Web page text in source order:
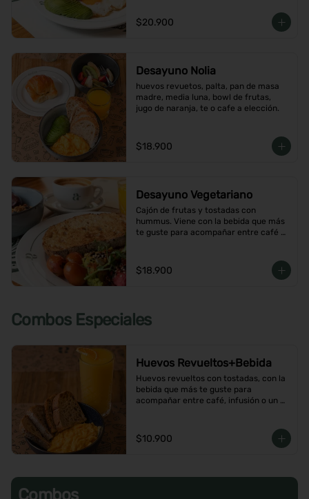
$20.900
Desayuno Nolia
huevos revuetos, palta, pan de masa
madre, media luna, bowl de frutas,
jugo de naranja, te o cafe a elección.
$18.900
Desayuno Vegetariano
Cajón de frutas y tostadas con
hummus. Viene con la bebida que más
te guste para acompañar entre café o
$18.900
Combos Especiales
Huevos Revueltos+Bebida
Huevos revueltos con tostadas, con la
bebida que más te guste para
acompañar entre café, infusión o un
$10.900
Combos